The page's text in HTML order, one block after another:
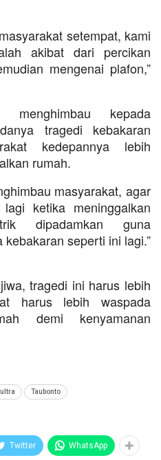
setempat, kami
akibat dari percikan
mengenai plafon,”
kepada
tragedi kebakaran
kedepannya lebih
rumah.
masyarakat, agar
ketika meninggalkan
dipadamkan guna
seperti ini lagi.”
tragedi ini harus lebih
harus lebih waspada
demi kenyamanan
Taubonto
Twitter WhatsApp